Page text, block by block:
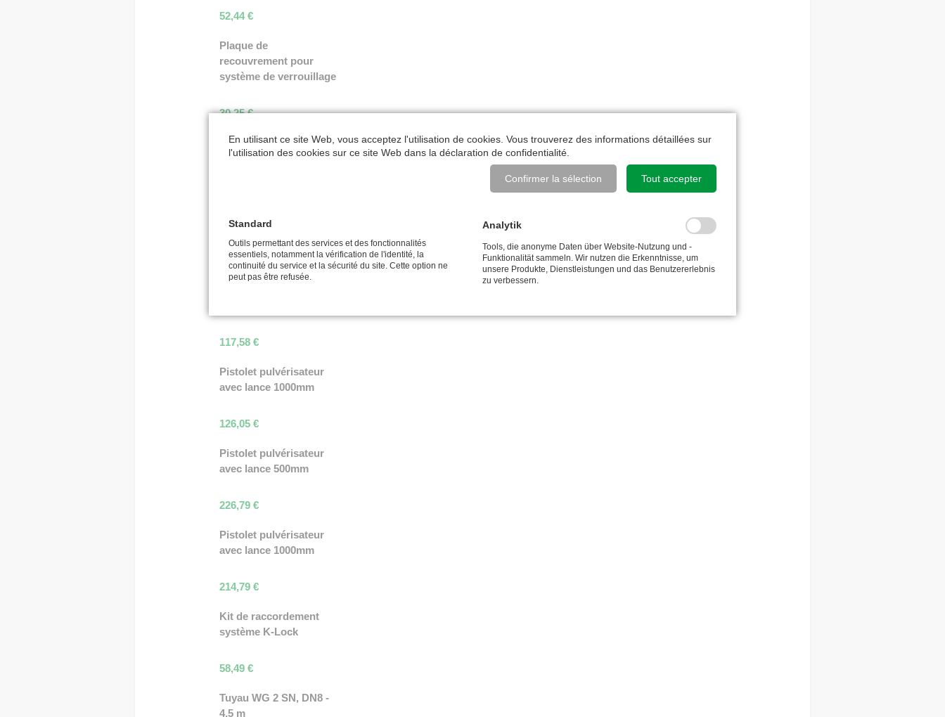
52,44€
Plaque de
recouvrement pour
système de verrouillage
30,25€
frein arrière
automatique 1/2" - 5/8"
275,29€
117,58€
Pistolet pulvérisateur
avec lance 1000mm
126,05€
Pistolet pulvérisateur
avec lance 500mm
226,79€
Pistolet pulvérisateur
avec lance 1000mm
214,79€
Kit de raccordement
système K-Lock
58,49€
Tuyau WG 2 SN, DN8 -
4,5 m
En utilisant ce site Web, vous acceptez l'utilisation de cookies. Vous trouverez des informations détaillées sur
l'utilisation des cookies sur ce site Web dans la déclaration de confidentialité
Confirmer la sélection Tout accepter
Standard
Outils permettant des services et des fonctionnalités
essentiels, notamment la vérification de l'identité, la
continuité du service et la sécurité du site. Cette option ne
peut pas être refusée.
Analytik
Tools, die anonyme Daten über Website-Nutzung und -
Funktionalität sammeln. Wir nutzen die Erkenntnisse, um
unsere Produkte, Dienstleistungen und das Benutzererlebnis
zu verbessern.